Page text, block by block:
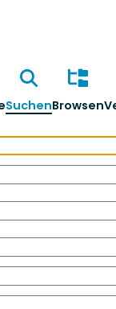
SuchenBrowsen